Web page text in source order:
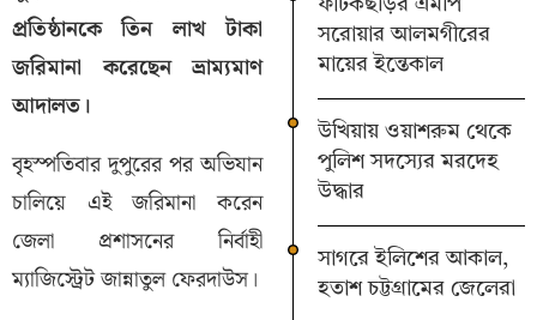
প্রতিষ্ঠানকে তিন লাখ টাকা
জরিমানা করেছেন ভ্রাম্যমাণ
আদালত।
বৃহস্পতিবার দুপুরের পর অভিযান
চালিয়ে এই জরিমানা করেন
জেলা প্রশাসনের নির্বাহী
ম্যাজিস্ট্রেট জান্নাতুল ফেরদাউস।
ফটিকছড়ির এমপি
সরোয়ার আলমগীরের
মায়ের ইন্তেকাল
উখিয়ায় ওয়াশরুম থেকে
পুলিশ সদস্যের মরদেহ
উদ্ধার
সাগরে ইলিশের আকাল,
হতাশ চট্টগ্রামের জেলেরা